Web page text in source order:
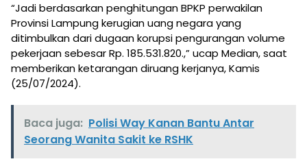
“Jadi berdasarkan penghitungan BPKP perwakilan
Provinsi Lampung kerugian uang negara yang
ditimbulkan dari dugaan korupsi pengurangan volume
pekerjaan sebesar Rp. 185.531.820.,” ucap Median, saat
memberikan ketarangan diruang kerjanya, Kamis
(25/07/2024).
Baca juga: Polisi Way Kanan Bantu Antar
Seorang Wanita Sakit ke RSHK